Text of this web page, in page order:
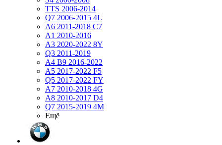
TTS 2006-2014
Q7 2006-2015 4L
A6 2011-2018 С7
A1 2010-2016
A3 2020-2022 8Y
Q3 2011-2019
A4 B9 2016-2022
A5 2017-2022 F5
Q5 2017-2022 FY
A7 2010-2018 4G
A8 2010-2017 D4
Q7 2015-2019 4M
Ещё